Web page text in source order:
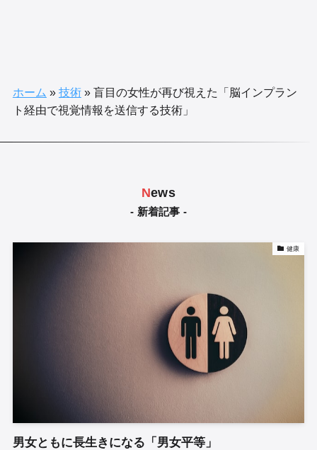
ホーム » 技術 »盲目の女性が再び視えた「脳インプラン
ト経由で視覚情報を送信する技術」
News
- 新着記事 -
健康
男女ともに長生きになる「男女平等」